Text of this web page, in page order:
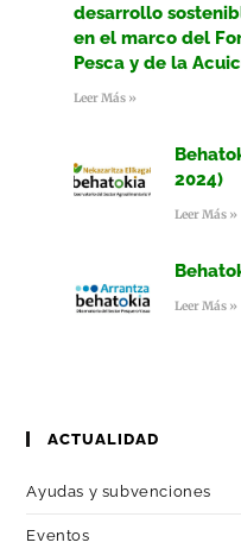
desarrollo
en el marco del
Pesca y de la
Leer Más »
2024)
Leer Más »
Leer Más »
ACTUALIDAD
Ayudas y subvenciones
Eventos